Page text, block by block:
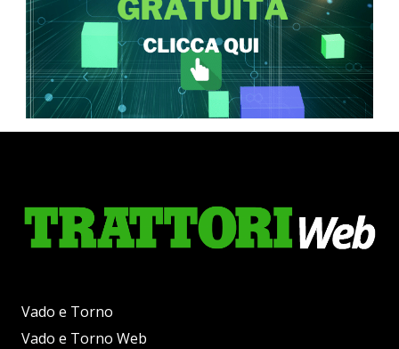
Vado e Torno
Vado e Torno Web